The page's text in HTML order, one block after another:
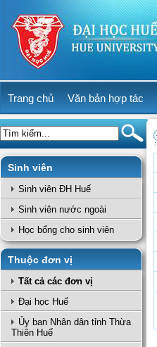
Trang chủ Văn bản hợp tác
Sinh viên
Sinh viên ĐH Huế
Sinh viên nước ngoài
Học bổng cho sinh viên
Thuộc đơn vị
Tất cả các đơn vị
Đại học Huế
Ủy ban Nhân dân tỉnh Thừa
Thiên Huế